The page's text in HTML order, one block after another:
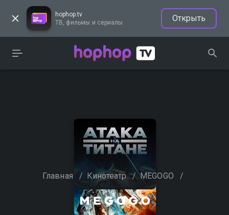
hophop.tv
ТВ, фильмы и сериалы
Открыть
Главная / Кинотеатр / MEGOGO /